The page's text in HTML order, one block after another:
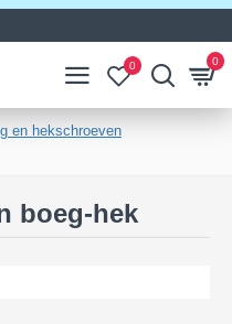
0 0
en hekschroeven
boeg-hek